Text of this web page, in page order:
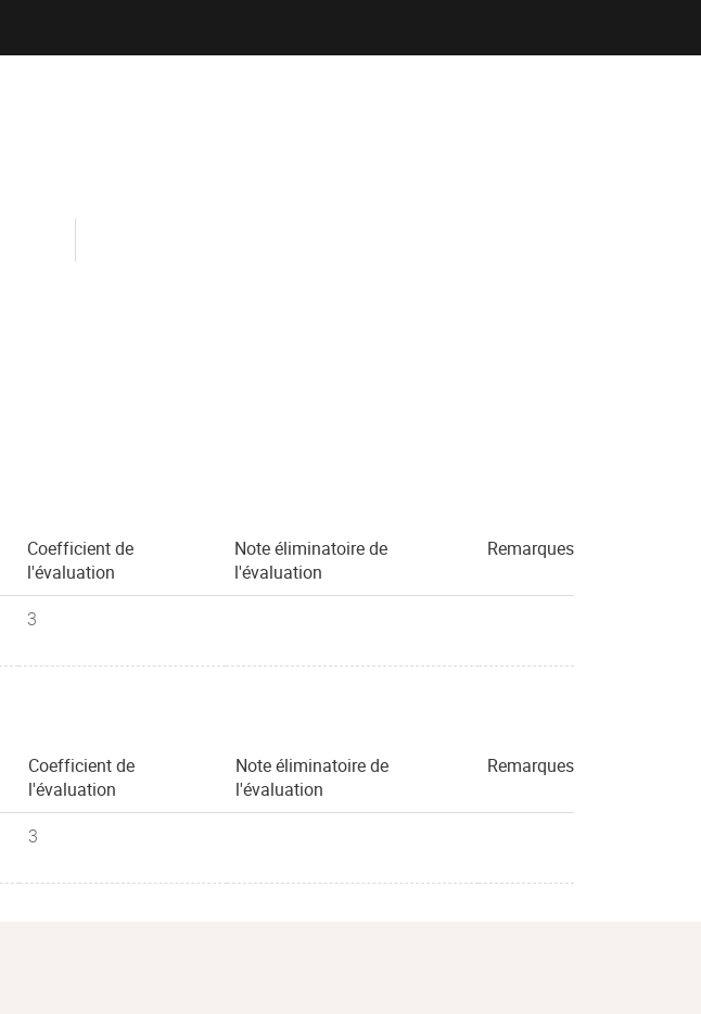
Coefficient de
l'évaluation
Note éliminatoire de
l'évaluation
Remarques
3
Coefficient de
l'évaluation
Note éliminatoire de
l'évaluation
Remarques
3